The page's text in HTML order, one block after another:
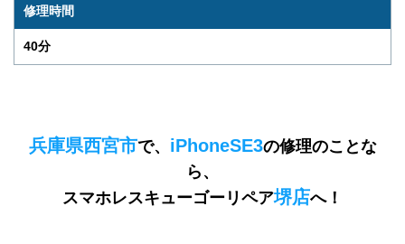
修理時間
40分
兵庫県西宮市で、 iPhoneSE3の修理のことな
ら、
スマホレスキューゴーリペア堺店へ！